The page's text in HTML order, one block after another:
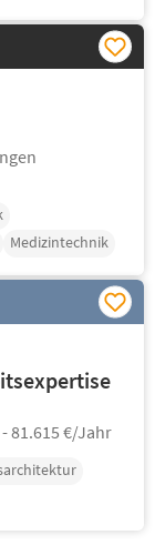
Medizintechnik
81.615 €/Jahr